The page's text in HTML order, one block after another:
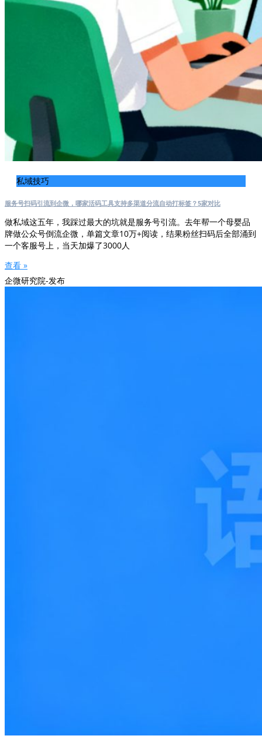
私域技巧
服务号扫码引流到企微，哪家活码工具支持多渠道分流自动打标签？5家对比
做私域这五年，我踩过最大的坑就是服务号引流。去年帮一个母婴品
牌做公众号倒流企微，单篇文章10万+阅读，结果粉丝扫码后全部涌到
一个客服号上，当天加爆了3000人
查看 »
企微研究院-发布